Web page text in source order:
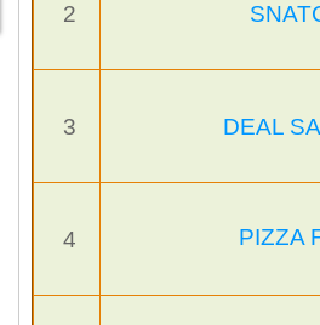
2
3 DEAL
4 PIZZA